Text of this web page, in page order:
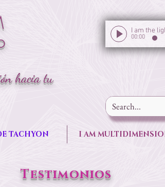
hacia tu
00:00
TACHYON I AM
Testimonios